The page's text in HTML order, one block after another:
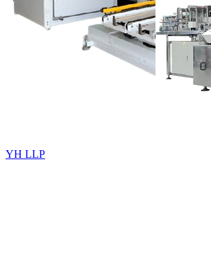
YH LLP